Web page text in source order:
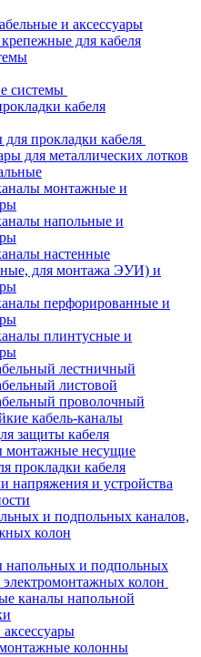
и аксессуары
для кабеля
системы
кабеля
прокладки кабеля
для металлических лотков
монтажные и
напольные и
настенные
для монтажа ЭУИ) и
перфорированные и
плинтусные и
лестничный
листовой
проволочный
кабель-каналы
защиты кабеля
монтажные несущие
прокладки кабеля
напряжения и устройства
и подпольных каналов,
колон
напольных и подпольных
электромонтажных колон
каналы напольной
колонны